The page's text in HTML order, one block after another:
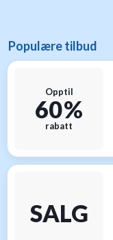
Populære tilbud
Opptil
60 %
rabatt
SALG
nybakte
foreldre